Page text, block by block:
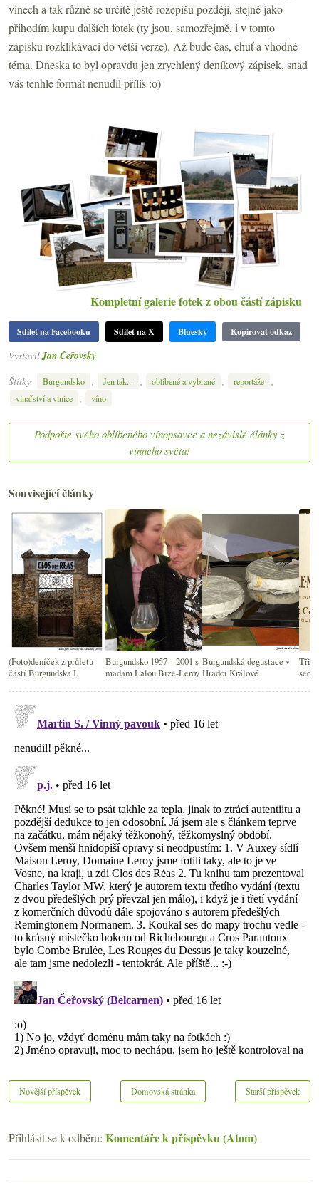
vínech a tak různě se určitě ještě rozepíšu později, stejně jako
přihodím kupu dalších fotek (ty jsou, samozřejmě, i v tomto
zápisku rozklikávací do větší verze). Až bude čas, chuť a vhodné
téma. Dneska to byl opravdu jen zrychlený deníkový zápisek, snad
vás tenhle formát nenudil příliš :o)
Kompletní galerie fotek z obou částí zápisku
Sdílet na Facebooku Sdílet na X Bluesky Kopírovat odkaz
Vystavil Jan Čeřovský
Štítky:
Burgundsko , Jen tak... , oblíbené a vybrané , reportáže ,
vinařství a vinice , víno
Podpořte svého oblíbeného vínopsavce a nezávislé články z
vinného světa!
Související články
(Foto)deníček z průletu
částí Burgundska I.
Burgundsko 1957 – 2001 s
madam Lalou Bize-Leroy
Burgundská degustace v
Hradci Králové
Tři
Novější příspěvek Starší příspěvek
Domovská stránka
Přihlásit se k odběru: Komentáře k příspěvku (Atom)